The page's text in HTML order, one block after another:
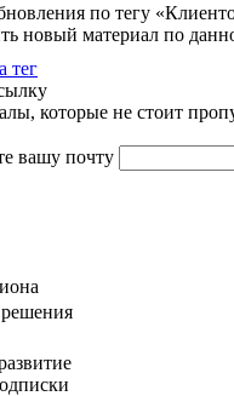
по тегу
новый материал по
тег
которые не стоит
вашу почту